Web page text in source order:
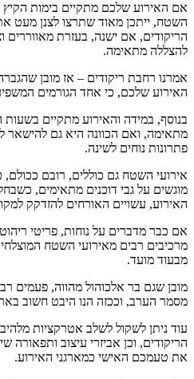
אם האירוע שלכם מתקיים בימות הקיץ
השטח, ייתכן מאוד שתרצו לצנן מעט
הריקודים, אם ישנה, בעזרת מאווררים
להצללה מתאימה.
אמרנו רחבת ריקודים – אז מובן
האירוע שלכם, כי אחד הגורמים
בנוסף, במידה והאירוע מתקיים
מתאימה, ואם הכוונה היא גם להישאר
פתרונות נוחים לשינה.
אירועי השטח גם כוללים, רובם ככולם,
מוגשים על גבי דוכנים מתאימים,
האירוע, עשויים האורחים להזדקק
אם כבר מדברים על נוחות, פריטי ריהוט
מרכיבים רבים מאירועי השטח
מבעוד מועד.
מובן שגם בר אלכוהול מהווה, פעמים
מסמר הערב, וככזה הנו היבט חשוב
עוד ניתן לשקול לשלב אטרקציות
הריקודים, וכן אביזרי עיצוב ותפאורה
את טעמכם האישי כמארגני האירוע.